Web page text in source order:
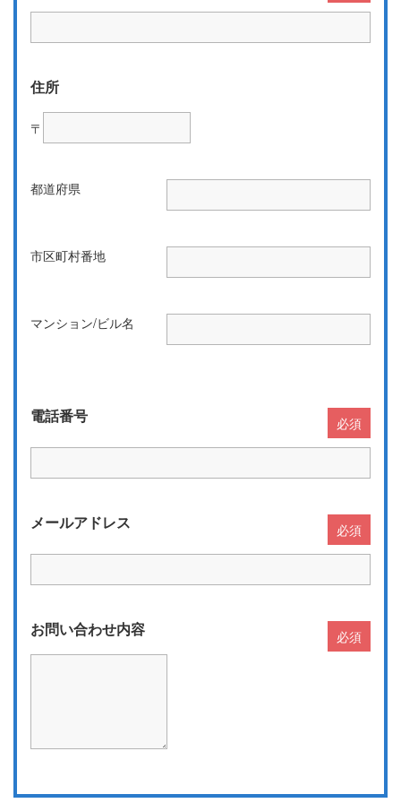
住所
〒
都道府県
市区町村番地
マンション/ビル名
電話番号 必須
メールアドレス 必須
お問い合わせ内容 必須